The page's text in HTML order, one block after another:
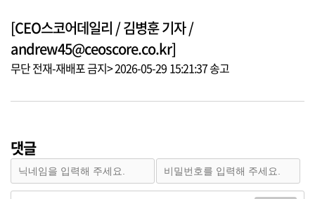
[CEO스코어데일리 / 김병훈 기자 /
andrew45@ceoscore.co.kr]
무단 전재-재배포 금지> 2026-05-29 15:21:37 송고
댓글